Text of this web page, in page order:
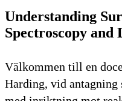
Understanding
Spectroscopy and
Välkommen till en
Harding, vid